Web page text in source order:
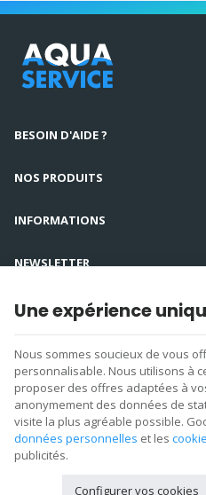
BESOIN D'AIDE ?
NOS PRODUITS
INFORMATIONS
NEWSLETTER
SUIVEZ-NOUS
Aqua Service | N° d'entreprise :
Conditions générales
Une expérience
Nous sommes soucieux de vous
personnalisable. Nous utilisons à
proposer des offres adaptées à
anonymement des données de
visite la plus agréable possible.
données personnelles et les
publicités.
Configurer vos cookies